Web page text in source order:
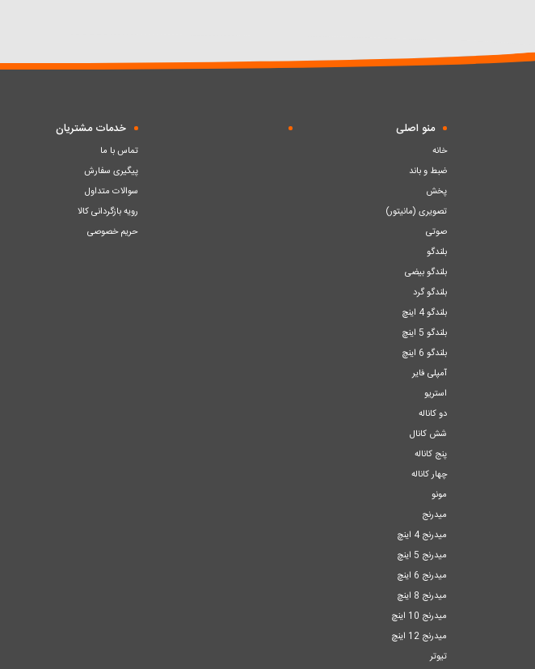
منو اصلی
خانه
ضبط و باند
پخش
تصویری (مانیتور)
صوتی
بلندگو
بلندگو بیضی
بلندگو گرد
بلندگو 4 اینچ
بلندگو 5 اینچ
بلندگو 6 اینچ
آمپلی فایر
استریو
دو کاناله
شش کانال
پنج کاناله
چهار کاناله
مونو
میدرنج
میدرنج 4 اینچ
میدرنج 5 اینچ
میدرنج 6 اینچ
میدرنج 8 اینچ
میدرنج 10 اینچ
میدرنج 12 اینچ
تیوتر
خدمات مشتریان
تماس با ما
پیگیری سفارش
سوالات متداول
رویه بازگردانی کالا
حریم خصوصی